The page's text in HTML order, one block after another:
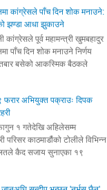
कांग्रेसले पाँच दिन शोक मनाउने:
झण्डा आधा झुकाउने
कांग्रेसले पूर्व महामन्त्री खुमबहादुर
पाँच दिन शोक मनाउने निर्णय
बसेको आकस्मिक बैठकले
फरार अभियुक्त पक्राउः दिपक
१ गतेदेखि अहिलेसम्म
परिसर काठमाडौंको टोलीले विभिन्न
कैद सजाय सुनाएका १९